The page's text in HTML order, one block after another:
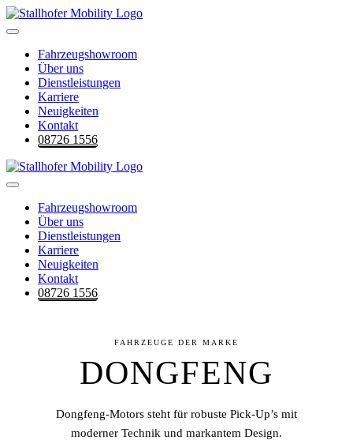
Fahrzeugshowroom
Über uns
Dienstleistungen
Karriere
Neuigkeiten
Kontakt
08726 1556
Fahrzeugshowroom
Über uns
Dienstleistungen
Karriere
Neuigkeiten
Kontakt
08726 1556
FAHRZEUGE DER MARKE
DONGFENG
Dongfeng-Motors steht für robuste Pick-Up’s mit
moderner Technik und markantem Design.